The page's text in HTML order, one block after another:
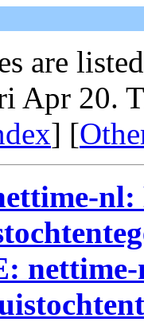
are
Apr 20.
] [
nl:
nettime-